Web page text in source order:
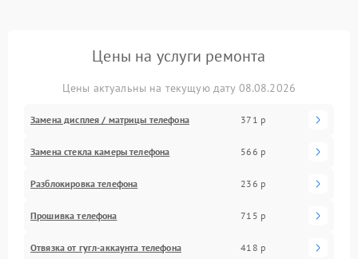
Цены на услуги ремонта
Цены актуальны на текущую дату 08.08.2026
Замена дисплея / матрицы телефона 371 р
Замена стекла камеры телефона 566 р
Разблокировка телефона 236 р
Прошивка телефона 715 р
Отвязка от гугл-аккаунта телефона 418 р